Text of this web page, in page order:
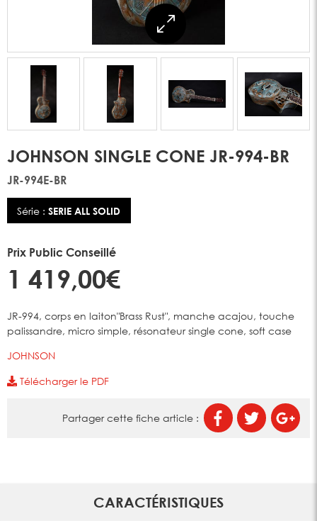
JOHNSON SINGLE CONE JR-994-BR
JR-994E-BR
Série :SERIE ALL SOLID
Prix Public Conseillé
1 419,00€
JR-994, corps en laiton"Brass Rust", manche acajou, touche
palissandre, micro simple, résonateur single cone, soft case
JOHNSON
Télécharger le PDF
Partager cette fiche article :
CARACTÉRISTIQUES